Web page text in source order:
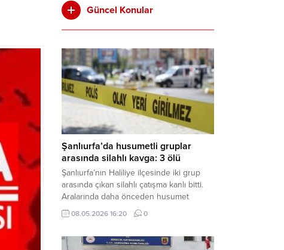
Güncel Konular
Şanlıurfa’da husumetli gruplar
arasında silahlı kavga: 3 ölü
Şanlıurfa’nın Haliliye ilçesinde iki grup
arasında çıkan silahlı çatışma kanlı bitti.
Aralarında daha önceden husumet
olduğu öğrenilen tarafların kavgası
neticesinde 3 kişi olay yerinde yaşamını
ilçesine bağlı kırsal Konaç Mahallesi’nde
08.05.2026 16:20 0